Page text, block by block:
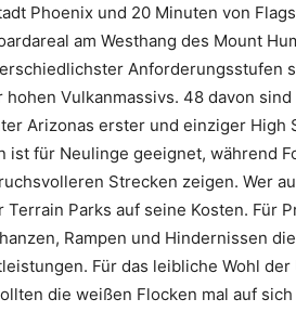
Phoenix und 20 Minuten von
am Westhang des Mount
Anforderungsstufen
Vulkanmassivs. 48 davon
Arizonas erster und einziger High
ist für Neulinge geeignet, während
Strecken zeigen. Wer
Parks auf seine Kosten. Für
Rampen und Hindernissen
Für das leibliche Wohl
die weißen Flocken mal auf